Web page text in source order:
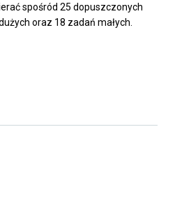
spośród 25 dopuszczonych
oraz 18 zadań małych.